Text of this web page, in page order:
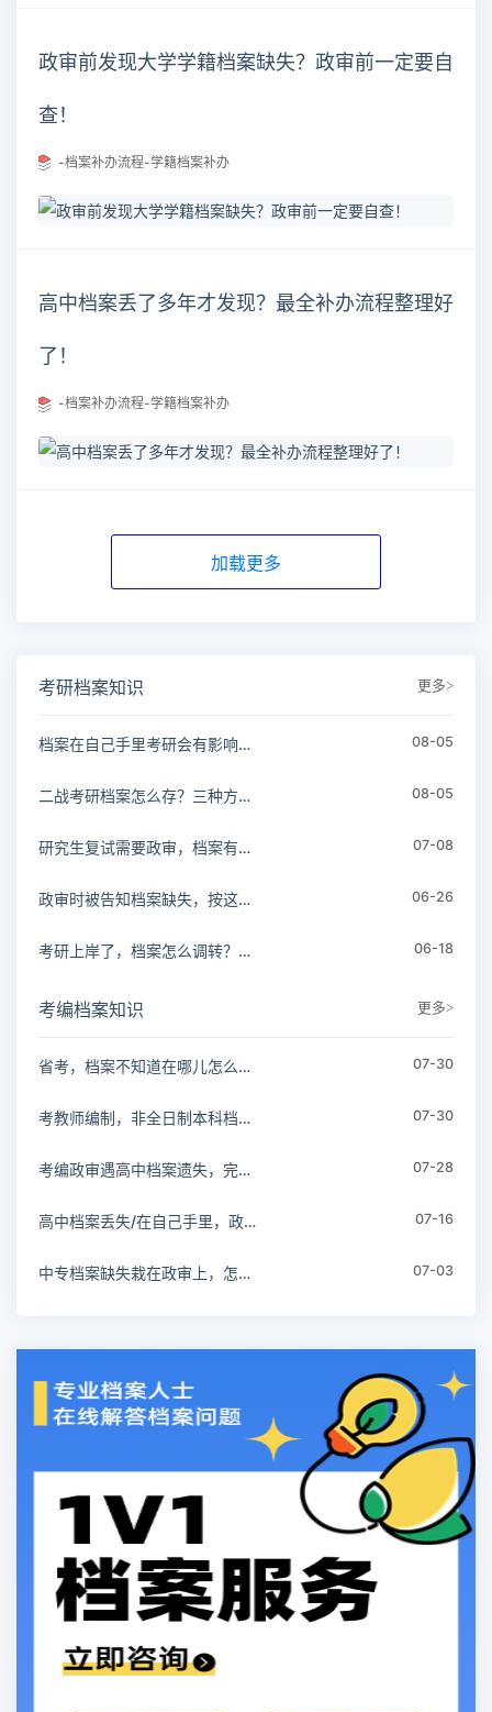
政审前发现大学学籍档案缺失？政审前一定要自
查！
-档案补办流程-学籍档案补办
高中档案丢了多年才发现？最全补办流程整理好
了！
-档案补办流程-学籍档案补办
加载更多
考研档案知识 更多>
档案在自己手里考研会有影响吗？分情况说清楚！ 08-05
二战考研档案怎么存？三种方案，对号入座！ 08-05
研究生复试需要政审，档案有问题怎么办？ 07-08
政审时被告知档案缺失，按这个流程就能补！ 06-26
考研上岸了，档案怎么调转？一篇讲透！ 06-18
考编档案知识 更多>
省考，档案不知道在哪儿怎么查询？ 07-30
考教师编制，非全日制本科档案在手上怎么调档？ 07-30
考编政审遇高中档案遗失，完整补办流程指南！ 07-28
高中档案丢失/在自己手里，政审怎么办？ 07-16
中专档案缺失栽在政审上，怎么补办？ 07-03